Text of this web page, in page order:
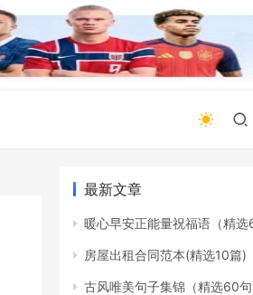
最新文章
暖心早安正能量祝福语（精选
房屋出租合同范本(精选10篇)
古风唯美句子集锦（精选60句